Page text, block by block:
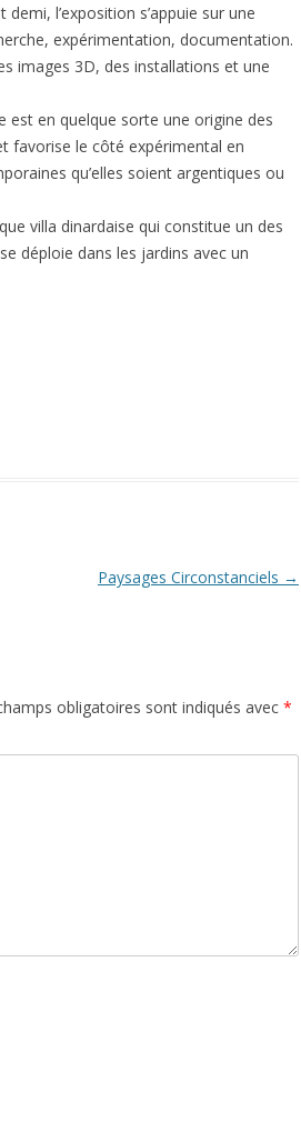
l’exposition s’appuie sur une
expérimentation, documentation.
images 3D, des installations et une
est en quelque sorte une origine des
favorise le côté expérimental en
qu’elles soient argentiques ou
villa dinardaise qui constitue un des
déploie dans les jardins avec un
Paysages Circonstanciels →
obligatoires sont indiqués avec *